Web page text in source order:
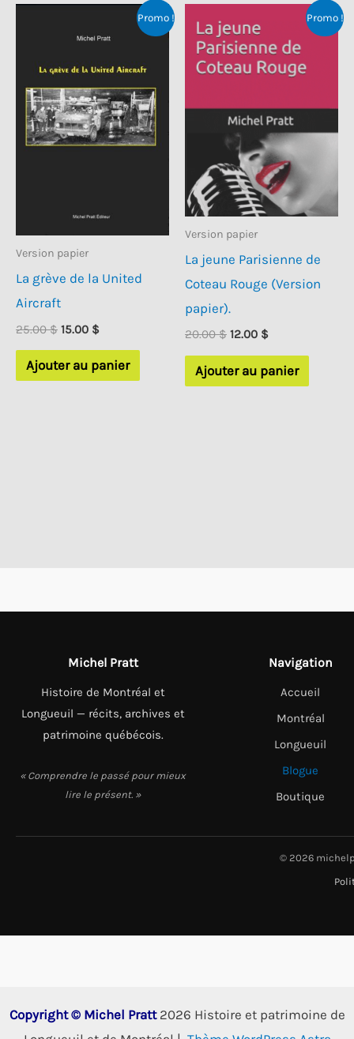
Promo !
Version papier
La grève de la United
Aircraft
25.00$ Le
était :
15.00 $Le
actuel
est :
Ajouter au panier
Promo !
Version papier
La jeune Parisienne de
Coteau Rouge (Version
papier).
20.00$ Le
était :
12.00 $Le
actuel
est :
Ajouter au panier
Michel Pratt
Histoire de Montréal et
Longueuil — récits, archives et
patrimoine québécois.
« Comprendre le passé pour mieux
lire le présent. »
Navigation
Accueil
Montréal
Longueuil
Blogue
Boutique
© 2026
Copyright © Michel Pratt2026 Histoire et patrimoine de